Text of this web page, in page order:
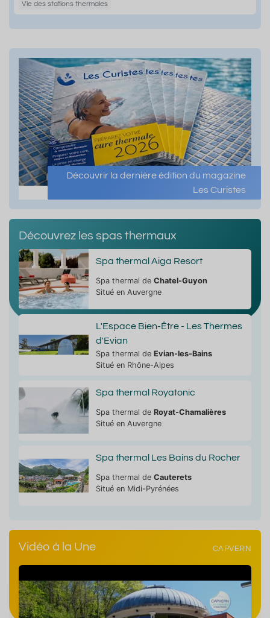
Vie des stations thermales
Découvrir la dernière édition du magazine
Les Curistes
Découvrez les spas thermaux
Spa thermal Aiga Resort
Spa thermal de Chatel-Guyon
Situé en Auvergne
L'Espace Bien-Être - Les Thermes
d'Evian
Spa thermal de Evian-les-Bains
Situé en Rhône-Alpes
Spa thermal Royatonic
Spa thermal de Royat-Chamalières
Situé en Auvergne
Spa thermal Les Bains du Rocher
Spa thermal de Cauterets
Situé en Midi-Pyrénées
Vidéo à la Une CAPVERN